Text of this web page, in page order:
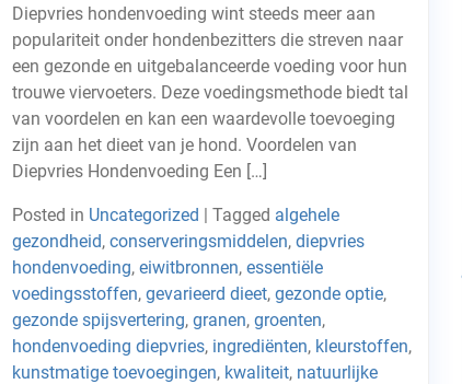
Diepvries hondenvoeding wint steeds meer aan
populariteit onder hondenbezitters die streven naar
een gezonde en uitgebalanceerde voeding voor hun
trouwe viervoeters. Deze voedingsmethode biedt tal
van voordelen en kan een waardevolle toevoeging
zijn aan het dieet van je hond. Voordelen van
Diepvries Hondenvoeding Een […]
Posted in Uncategorized | Tagged algehele
gezondheid, conserveringsmiddelen, diepvries
hondenvoeding, eiwitbronnen, essentiële
voedingsstoffen, gevarieerd dieet, gezonde optie,
gezonde spijsvertering, granen, groenten,
hondenvoeding diepvries, ingrediënten, kleurstoffen,
kunstmatige toevoegingen, kwaliteit, natuurlijke